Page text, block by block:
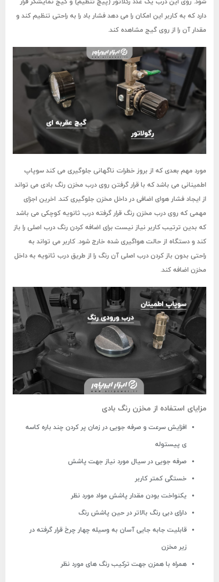
دارد که به کاربر این امکان را می دهد فشار باد را به راحتی تنظیم کند و
مقدار آن را از روی گیج مشاهده کند.
مورد مهم بعدی که از بروز خطرات ناگهانی جلوگیری می کند سوپاپ
اطمینانی می باشد که با قرار گرفتن روی درب مخزن رنگ بادی می تواند
از ایجاد فشار هوای اضافی در داخل مخزن جلوگیری کند. اخرین اجزای
مهمی که روی درب مخزن رنگ قرار گرفته درب ثانویه کوچکی می باشد
که بدین ترتیب کاربر نیاز نیست برای اضافه کردن رنگ درب اصلی را باز
کند و دستگاه از حالت هواگیری شده خارج شود. کاربر می تواند به
راحتی بدون باز کردن درب اصلی آن رنگ را از طریق درب ثانویه به داخل
مخزن اضافه کند.
مزایای استفاده از مخزن رنگ بادی
افزایش سرعت و صرفه جویی در زمان پر کردن چند باره کاسه
ی پیستوله
صرفه جویی در سیال مورد نیاز جهت پاشش
خستگی کمتر کاربر
یکنواخت بودن مقدار پاشش مواد مورد نظر
دارای دبی رنگ بالاتر در حین پاشش رنگ
قابلیت جابه جایی آسان به وسیله چهار چرخ قرار گرفته در
زیر مخزن
همراه با همزن جهت ترکیب رنگ های مورد نظر